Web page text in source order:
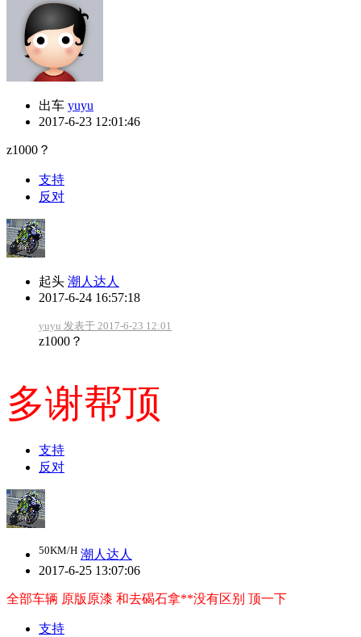
出车 yuyu
2017-6-23 12:01:46
z1000？
支持
反对
起头 潮人达人
2017-6-24 16:57:18
yuyu 发表于 2017-6-23 12:01
z1000？
多谢帮顶
支持
反对
50KM/H 潮人达人
2017-6-25 13:07:06
全部车辆 原版原漆 和去碣石拿**没有区别 顶一下
支持